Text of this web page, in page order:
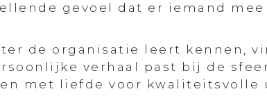
gevoel dat er iemand mee
de organisatie leert kennen,
verhaal past bij de
met liefde voor kwaliteitsvolle